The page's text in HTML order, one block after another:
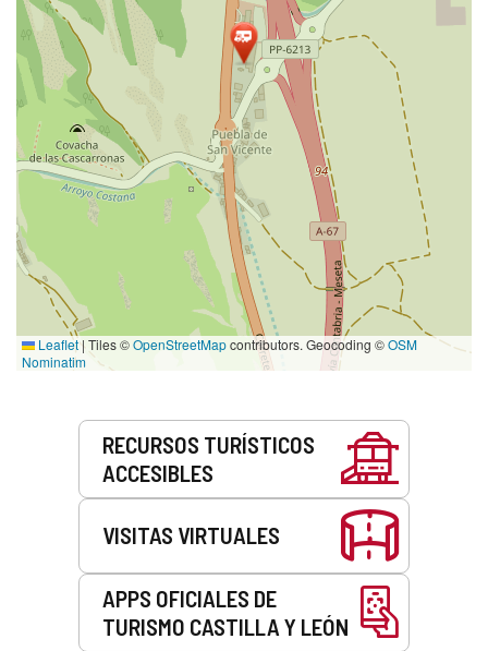
Leaflet|Tiles ©OpenStreetMapcontributors. Geocoding ©OSM
Nominatim
RECURSOS TURÍSTICOS
ACCESIBLES
VISITAS VIRTUALES
APPS OFICIALES DE
TURISMO CASTILLA Y LEÓN